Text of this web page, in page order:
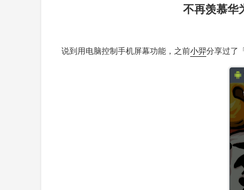
不再羡慕华
说到用电脑控制手机屏幕功能，之前小羿分享过了